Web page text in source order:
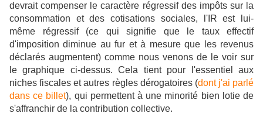
devrait compenser le caractère régressif des impôts sur la
consommation et des cotisations sociales, l'IR est lui-
même régressif (ce qui signifie que le taux effectif
d'imposition diminue au fur et à mesure que les revenus
déclarés augmentent) comme nous venons de le voir sur
le graphique ci-dessus. Cela tient pour l'essentiel aux
niches fiscales et autres règles dérogatoires (dont j'ai parlé
dans ce billet), qui permettent à une minorité bien lotie de
s'affranchir de la contribution collective.